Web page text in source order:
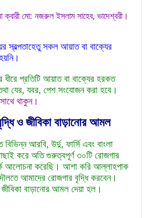
ক্বারী মো: নজরুল ইসলাম সাহেব, ভাদেশ্বরী।
স্বল্পতাহেতু সকল আয়াত বা বাক্যের
প্রতিটি আয়াত বা বাক্যের হরকত
যের, যবর, পেশ সংযোজন করা হবে।
থাকুন।
ও জীবিকা বাড়ানোর আমল
আরবি, উর্দু, ফার্সি এবং বাংলা
করে অতি গুরুত্বপূর্ণ ৩০টি রোজগার
আলোচনা করেছি। আশা করি আল্লাহপাক
আমাদের রোজগার বৃদ্ধি করবেন।
জীবিকা বাড়ানোর আমল দেয়া হল।